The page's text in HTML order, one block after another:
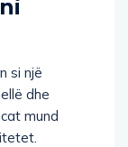
si një
dhe
mund